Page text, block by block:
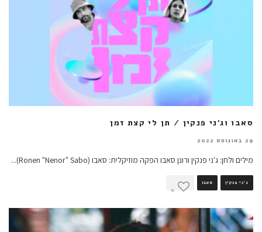
סאבו וג'ני פנקין / תן לי קצת זמן
29 באוגוסט 2022
מילים ולחן: ג'ני פנקין ורונן סאבו הפקה מוזיקלית: סאבו (Ronen "Nenor" Sabo) ...
ג'ני פנקין סאבו
0